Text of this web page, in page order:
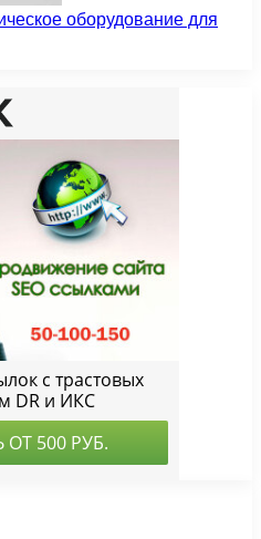
оборудование для